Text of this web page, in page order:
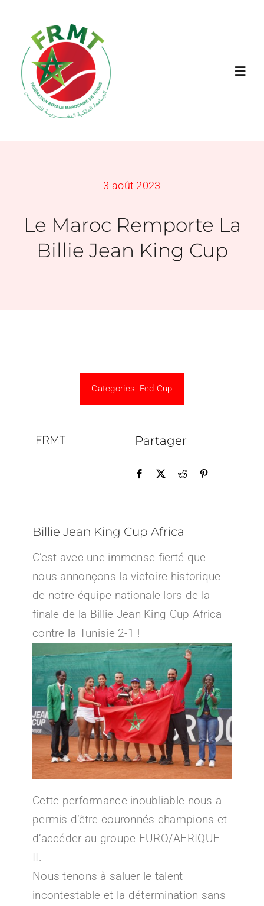
contenu
3 août 2023
Le Maroc Remporte La
Billie Jean King Cup
Categories: Fed Cup
FRMT Partager
Billie Jean King Cup Africa
C’est avec une immense fierté que
nous annonçons la victoire historique
de notre équipe nationale lors de la
finale de la Billie Jean King Cup Africa
contre la Tunisie 2-1 !
Cette performance inoubliable nous a
permis d’être couronnés champions et
d’accéder au groupe EURO/AFRIQUE
II.
Nous tenons à saluer le talent
incontestable et la détermination sans